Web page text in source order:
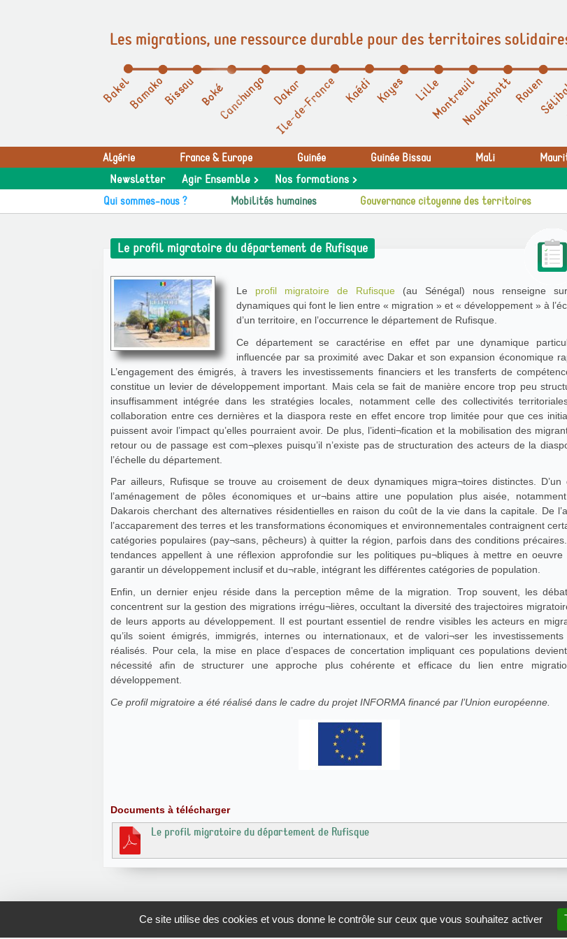
Ce site utilise des cookies et vous donne le contrôle sur ceux que vous souhaitez activer
Les migrations, une ressource durable pour des territoires
Algérie France & Europe Guinée Guinée Bissau Mali
Newsletter Agir Ensemble > Nos formations >
Qui sommes-nous ? Mobilités humaines Gouvernance citoyenne des territoires
Le profil migratoire du département de Rufisque
Le profil migratoire de Rufisque (au Sénégal) nous renseigne
dynamiques qui font le lien entre « migration » et « développement » à
d’un territoire, en l’occurrence le département de Rufisque.
Ce département se caractérise en effet par une dynamique
influencée par sa proximité avec Dakar et son expansion économique
L’engagement des émigrés, à travers les investissements financiers et les transferts de
constitue un levier de développement important. Mais cela se fait de manière encore trop peu
insuffisamment intégrée dans les stratégies locales, notamment celle des collectivités
collaboration entre ces dernières et la diaspora reste en effet encore trop limitée pour que ces
puissent avoir l’impact qu’elles pourraient avoir. De plus, l’identi¬fication et la mobilisation des
retour ou de passage est com¬plexes puisqu’il n’existe pas de structuration des acteurs de la
l’échelle du département.
Par ailleurs, Rufisque se trouve au croisement de deux dynamiques migra¬toires distinctes. D’un
l’aménagement de pôles économiques et ur¬bains attire une population plus aisée,
Dakarois cherchant des alternatives résidentielles en raison du coût de la vie dans la capitale. De
l’accaparement des terres et les transformations économiques et environnementales contraignent
catégories populaires (pay¬sans, pêcheurs) à quitter la région, parfois dans des conditions
tendances appellent à une réflexion approfondie sur les politiques pu¬bliques à mettre en oeuvre
garantir un développement inclusif et du¬rable, intégrant les différentes catégories de population.
Enfin, un dernier enjeu réside dans la perception même de la migration. Trop souvent, les
concentrent sur la gestion des migrations irrégu¬lières, occultant la diversité des trajectoires
de leurs apports au développement. Il est pourtant essentiel de rendre visibles les acteurs en
qu’ils soient émigrés, immigrés, internes ou internationaux, et de valori¬ser les investissements
réalisés. Pour cela, la mise en place d’espaces de concertation impliquant ces populations
nécessité afin de structurer une approche plus cohérente et efficace du lien entre
développement.
Ce profil migratoire a été réalisé dans le cadre du projet INFORMA financé par l’Union européenne.
Documents à télécharger
Le profil migratoire du département de Rufisque
GRDR Copyright 2010 |